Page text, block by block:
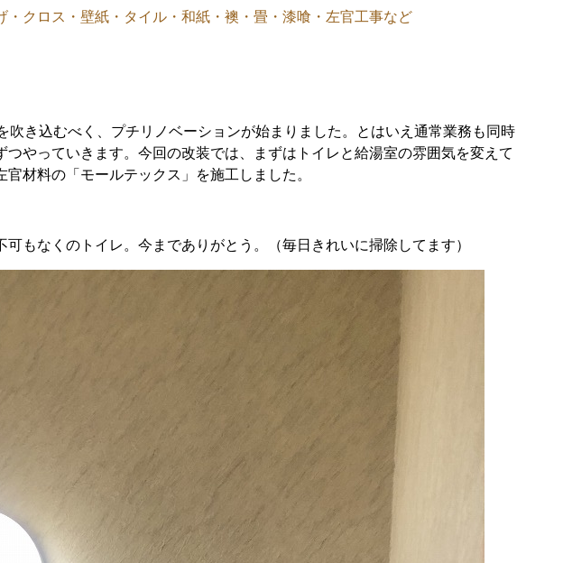
・クロス・壁紙・タイル・和紙・襖・畳・漆喰・左官工事など
き込むべく、プチリノベーションが始まりました。とはいえ通常業務も同時
やっていきます。今回の改装では、まずはトイレと給湯室の雰囲気を変えて
材料の「モールテックス」を施工しました。
もなくのトイレ。今までありがとう。（毎日きれいに掃除してます）